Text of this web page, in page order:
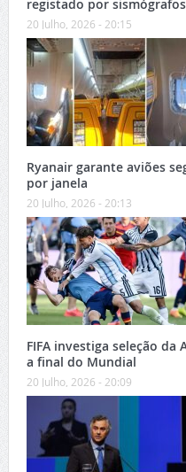
registado por sismógrafos
20 Julho, 2026 - 20:15
Ryanair garante aviões
por janela
20 Julho, 2026 - 20:13
FIFA investiga seleção
a final do Mundial
20 Julho, 2026 - 20:09